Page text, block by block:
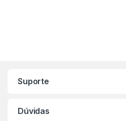
Suporte
Dúvidas